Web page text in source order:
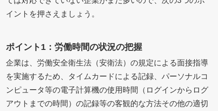
イントを押さえましょう。
ポイント1：労働時間の状況の把握
企業は、労働安全衛生法（安衛法）の規定による面接指導
を実施するため、タイムカードによる記録、パーソナルコ
ンピュータ等の電子計算機の使用時間（ログインからログ
アウトまでの時間）の記録等の客観的な方法その他の適切